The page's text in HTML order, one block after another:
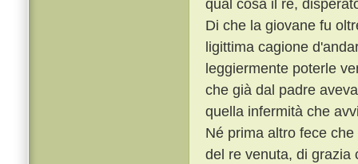
qual cosa il re,
Di che la giovane fu
ligittima cagione
leggiermente poterle
che già dal padre
quella infermità che
Né prima altro fece
del re venuta, di grazia